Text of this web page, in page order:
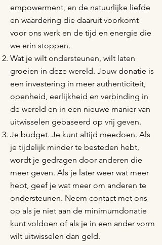
empowerment, en de natuurlijke liefde
en waardering die daaruit voorkomt
voor ons werk en de tijd en energie die
we erin stoppen.
Wat je wilt ondersteunen, wilt laten
groeien in deze wereld. Jouw donatie is
een investering in meer authenticiteit,
openheid, eerlijkheid en verbinding in
de wereld en in een nieuwe manier van
uitwisselen gebaseerd op vrij geven.
Je budget. Je kunt altijd meedoen. Als
je tijdelijk minder te besteden hebt,
wordt je gedragen door anderen die
meer geven. Als je later weer wat meer
hebt, geef je wat meer om anderen te
ondersteunen. Neem contact met ons
op als je niet aan de minimumdonatie
kunt voldoen of als je in een ander vorm
wilt uitwisselen dan geld.